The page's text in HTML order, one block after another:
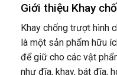
Giới thiệu Khay
Khay chống trượt hình
là một sản phẩm hữu
để giữ cho các vật
như đĩa, khay, bát đĩa,